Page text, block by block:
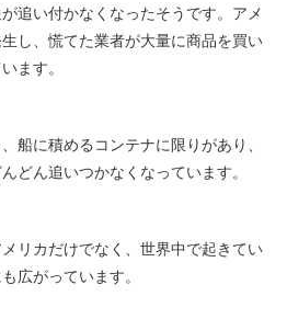
追い付かなくなったそうです。アメ
し、慌てた業者が大量に商品を買い
ます。
船に積めるコンテナに限りがあり、
どん追いつかなくなっています。
リカだけでなく、世界中で起きてい
広がっています。